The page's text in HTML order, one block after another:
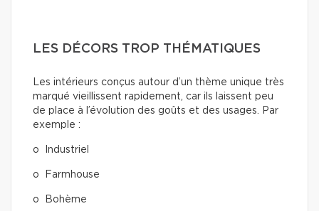
LES DÉCORS TROP THÉMATIQUES
Les intérieurs conçus autour d’un thème unique très
marqué vieillissent rapidement, car ils laissent peu
de place à l’évolution des goûts et des usages. Par
exemple :
o Industriel
o Farmhouse
o Bohème